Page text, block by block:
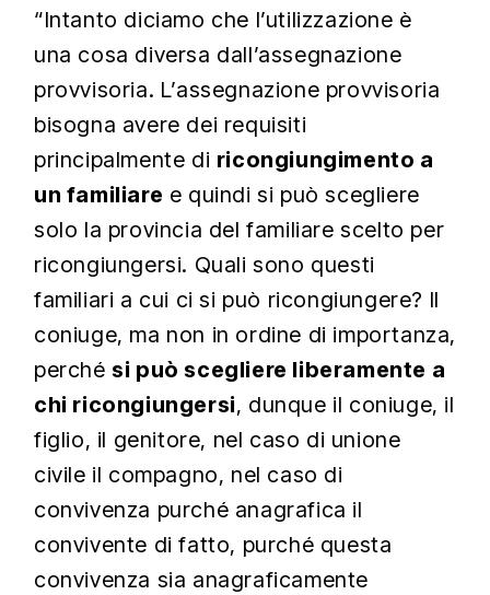
“Intanto diciamo che l’utilizzazione è
una cosa diversa dall’assegnazione
provvisoria. L’assegnazione provvisoria
bisogna avere dei requisiti
principalmente di ricongiungimento a
un familiare e quindi si può scegliere
solo la provincia del familiare scelto per
ricongiungersi. Quali sono questi
familiari a cui ci si può ricongiungere? Il
coniuge, ma non in ordine di importanza,
perché si può scegliere liberamente a
chi ricongiungersi, dunque il coniuge, il
figlio, il genitore, nel caso di unione
civile il compagno, nel caso di
convivenza purché anagrafica il
convivente di fatto, purché questa
convivenza sia anagraficamente